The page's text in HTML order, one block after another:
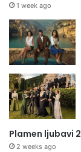
1 week ago
Plamen ljubavi
2 weeks ago